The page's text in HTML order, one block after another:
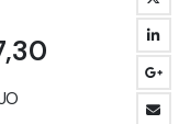
precios: